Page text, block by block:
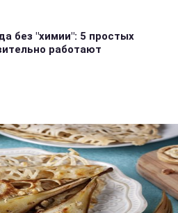
без "химии": 5 простых
работают